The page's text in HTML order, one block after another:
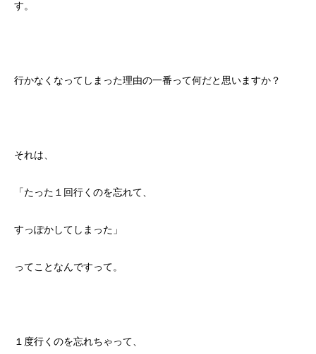
す。
行かなくなってしまった理由の一番って何だと思いますか？
それは、
「たった１回行くのを忘れて、
すっぽかしてしまった」
ってことなんですって。
１度行くのを忘れちゃって、